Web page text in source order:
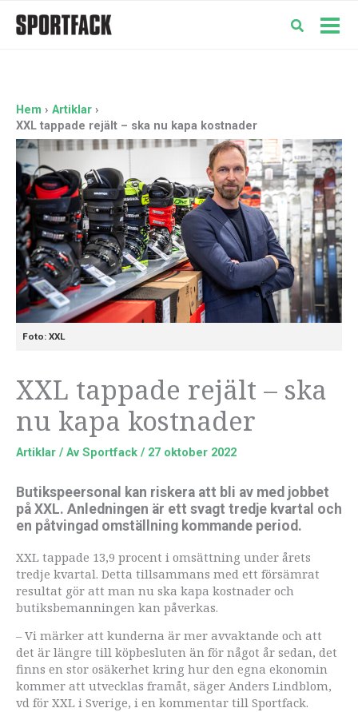
Hem
Artiklar
XXL tappade rejält – ska nu kapa kostnader
Foto: XXL
XXL tappade rejält – ska
nu kapa kostnader
Artiklar / Av Sportfack / 27 oktober 2022
Butikspeersonal kan riskera att bli av med jobbet
på XXL. Anledningen är ett svagt tredje kvartal och
en påtvingad omställning kommande period.
XXL tappade 13,9 procent i omsättning under årets
tredje kvartal. Detta tillsammans med ett försämrat
resultat gör att man nu ska kapa kostnader och
butiksbemanningen kan påverkas.
– Vi märker att kunderna är mer avvaktande och att
det är längre till köpbesluten än för något år sedan, det
finns en stor osäkerhet kring hur den egna ekonomin
kommer att utvecklas framåt, säger Anders Lindblom,
vd för XXL i Sverige, i en kommentar till Sportfack.